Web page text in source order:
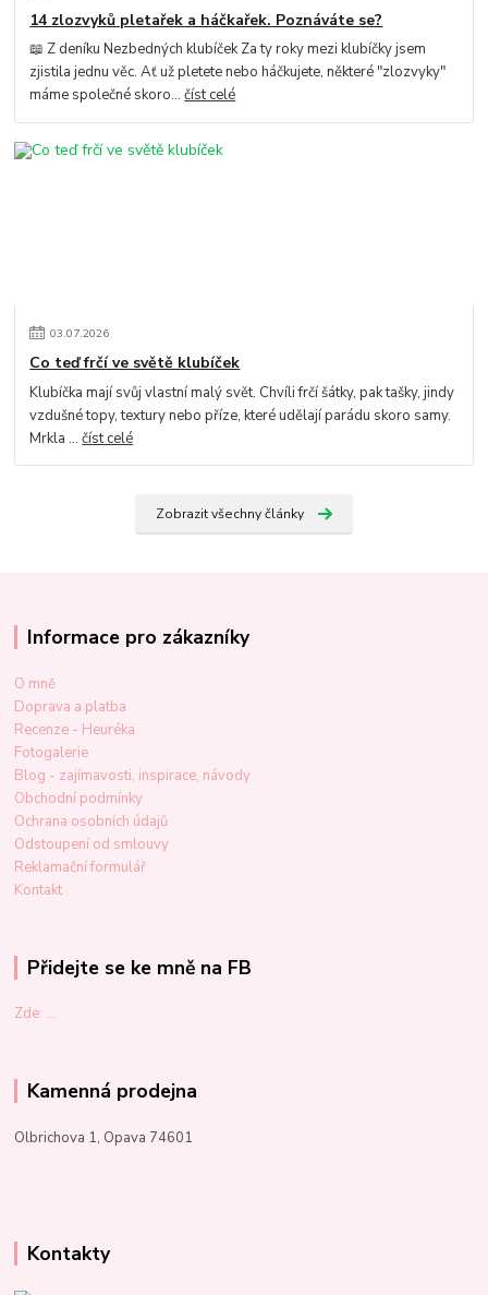
14 zlozvyků pletařek a háčkařek. Poznáváte se?
📖 Z deníku Nezbedných klubíček Za ty roky mezi klubíčky jsem
zjistila jednu věc. Ať už pletete nebo háčkujete, některé "zlozvyky"
máme společné skoro...číst celé
03.07.2026
Co teď frčí ve světě klubíček
Klubíčka mají svůj vlastní malý svět. Chvíli frčí šátky, pak tašky, jindy
vzdušné topy, textury nebo příze, které udělají parádu skoro samy.
Mrkla ...číst celé
Zobrazit všechny články
Informace pro zákazníky
O mně
Doprava a platba
Recenze - Heuréka
Fotogalerie
Blog - zajímavosti, inspirace, návody
Obchodní podmínky
Ochrana osobních údajů
Odstoupení od smlouvy
Reklamační formulář
Kontakt
Přidejte se ke mně na FB
Zde: ...
Kamenná prodejna
Olbrichova 1, Opava 74601
Kontakty